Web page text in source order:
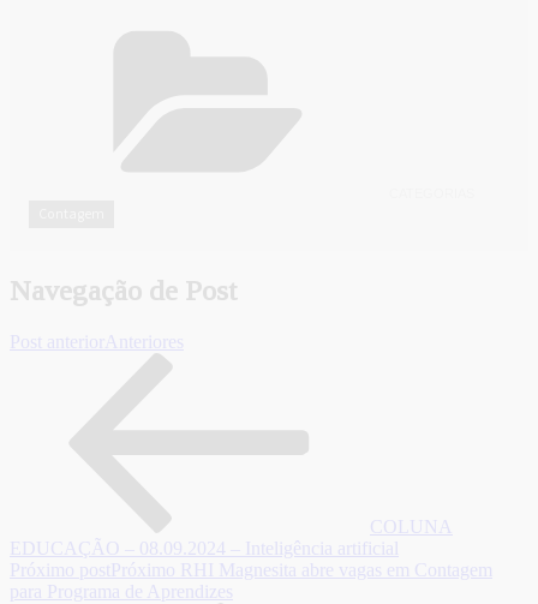
Navegação de Post
Post anterior Anteriores
COLUNA
EDUCAÇÃO – 08.09.2024 – Inteligência artificial
Próximo post Próximo RHI Magnesita abre vagas em Contagem
para Programa de Aprendizes